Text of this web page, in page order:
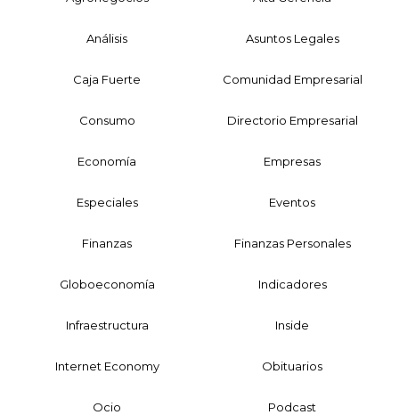
Análisis Asuntos Legales
Caja Fuerte Comunidad Empresarial
Consumo Directorio Empresarial
Economía Empresas
Especiales Eventos
Finanzas Finanzas Personales
Globoeconomía Indicadores
Infraestructura Inside
Internet Economy Obituarios
Ocio Podcast